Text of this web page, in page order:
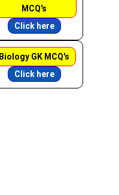
MCQ's
Click here
Biology GK MCQ's
Click here